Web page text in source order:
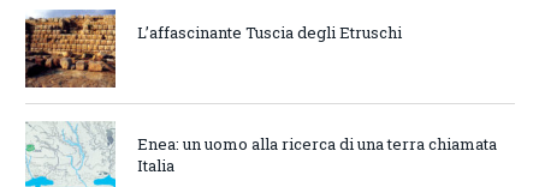
L’affascinante Tuscia degli Etruschi
Enea: un uomo alla ricerca di una terra chiamata
Italia